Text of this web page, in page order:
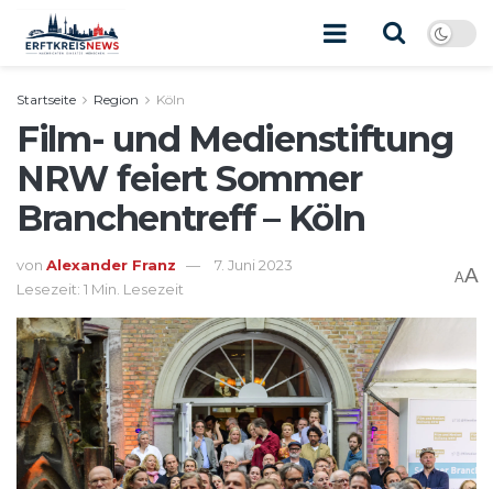
Startseite Region Köln
Film- und Medienstiftung
NRW feiert Sommer
Branchentreff – Köln
von Alexander Franz
7. Juni 2023
Lesezeit: 1 Min. Lesezeit
AA